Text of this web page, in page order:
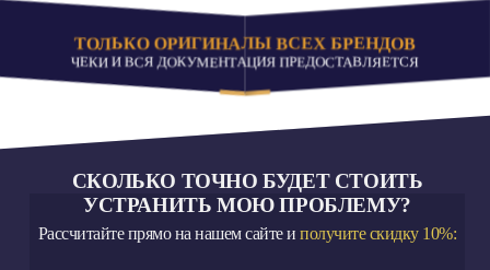
ТОЛЬКО ОРИГИНАЛЫ ВСЕХ БРЕНДОВ
ЧЕКИ И ВСЯ ДОКУМЕНТАЦИЯ ПРЕДОСТАВЛЯЕТСЯ
СКОЛЬКО ТОЧНО БУДЕТ СТОИТЬ
УСТРАНИТЬ МОЮ ПРОБЛЕМУ?
Рассчитайте прямо на нашем сайте иполучите скидку 10%: